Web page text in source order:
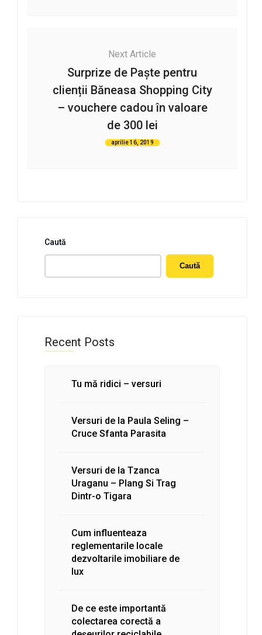
Next Article
Surprize de Paște pentru
clienții Băneasa Shopping City
– vouchere cadou în valoare
de 300 lei
aprilie 16, 2019
Caută
Caută
Recent Posts
Tu mă ridici – versuri
Versuri de la Paula Seling –
Cruce Sfanta Parasita
Versuri de la Tzanca
Uraganu – Plang Si Trag
Dintr-o Tigara
Cum influenteaza
reglementarile locale
dezvoltarile imobiliare de
lux
De ce este importantă
colectarea corectă a